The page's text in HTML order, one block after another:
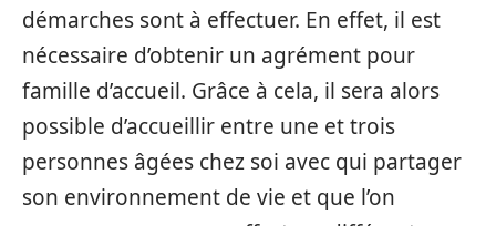
démarches sont à effectuer. En effet, il est
nécessaire d’obtenir un agrément pour
famille d’accueil. Grâce à cela, il sera alors
possible d’accueillir entre une et trois
personnes âgées chez soi avec qui partager
son environnement de vie et que l’on